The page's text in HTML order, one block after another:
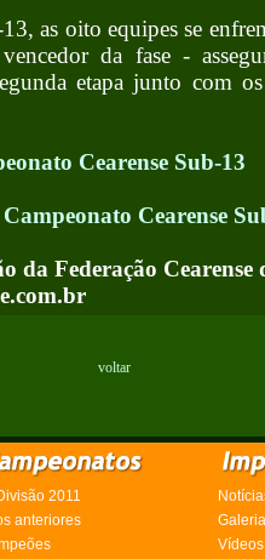
as oito equipes se
da fase -
etapa junto com
Cearense Sub-13
Cearense
da Federação Cearense
voltar
2011
anteriores
Vídeos